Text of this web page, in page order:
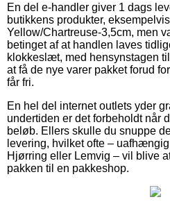
En del e-handler giver 1 dags
butikkens produkter,
Yellow/Chartreuse-3,5cm, men
betinget af at handlen laves
klokkeslæt, med hensynstagen
at få de nye varer pakket forud
får fri.
En hel del internet outlets yder
undertiden er det forbeholdt når
beløb. Ellers skulle du snuppe
levering, hvilket ofte –
Hjørring eller Lemvig – vil blive
pakken til en pakkeshop.